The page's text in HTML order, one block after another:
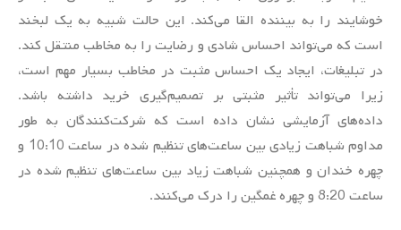
خوشایند را به بیننده القا می‌کند. این حالت شبیه به یک لبخند
است که می‌تواند احساس شادی و رضایت را به مخاطب منتقل کند.
در تبلیغات، ایجاد یک احساس مثبت در مخاطب بسیار مهم است،
زیرا می‌تواند تأثیر مثبتی بر تصمیم‌گیری خرید داشته باشد.
داده‌های آزمایشی نشان داده است که شرکت‌کنندگان به طور
مداوم شباهت زیادی بین ساعت‌های تنظیم شده در ساعت 10:10 و
چهره خندان و همچنین شباهت زیاد بین ساعت‌های تنظیم شده در
ساعت 8:20 و چهره غمگین را درک می‌کنند.